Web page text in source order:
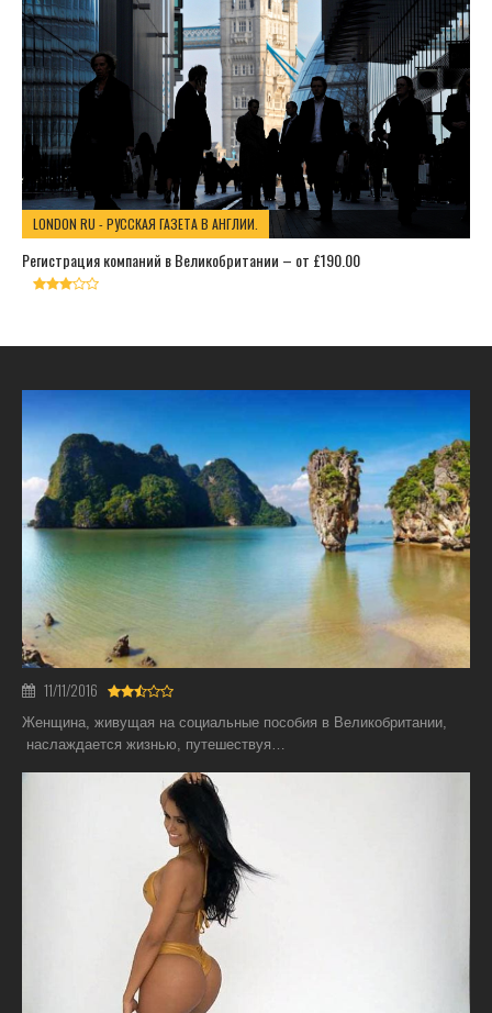
LONDON RU - РУССКАЯ ГАЗЕТА В АНГЛИИ.
Регистрация компаний в Великобритании – от £190.00
11/11/2016
Женщина, живущая на социальные пособия в Великобритании,
наслаждается жизнью, путешествуя…